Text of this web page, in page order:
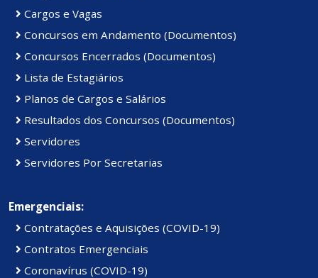
Cargos e Vagas
Concursos em Andamento (Documentos)
Concursos Encerrados (Documentos)
Lista de Estagiários
Planos de Cargos e Salários
Resultados dos Concursos (Documentos)
Servidores
Servidores Por Secretarias
Emergenciais:
Contratações e Aquisições (COVID-19)
Contratos Emergenciais
Coronavírus (COVID-19)